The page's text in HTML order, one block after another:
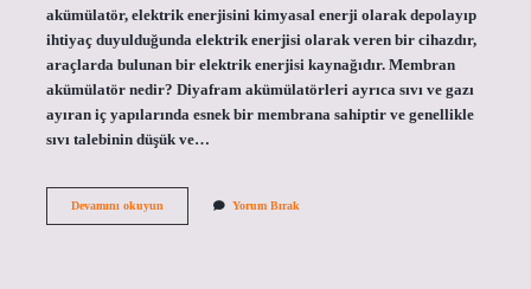
akümülatör, elektrik enerjisini kimyasal enerji olarak depolayıp
ihtiyaç duyulduğunda elektrik enerjisi olarak veren bir cihazdır,
araçlarda bulunan bir elektrik enerjisi kaynağıdır. Membran
akümülatör nedir? Diyafram akümülatörleri ayrıca sıvı ve gazı
ayıran iç yapılarında esnek bir membrana sahiptir ve genellikle
sıvı talebinin düşük ve…
Devamını okuyunAkümülatör Yorum Bırak